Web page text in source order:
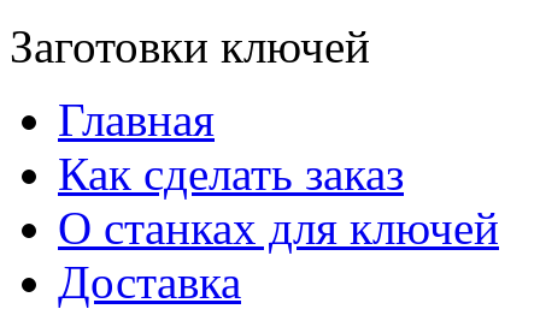
Заготовки ключей
Главная
Как сделать заказ
О станках для ключей
Доставка